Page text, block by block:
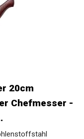
20cm
Chefmesser -